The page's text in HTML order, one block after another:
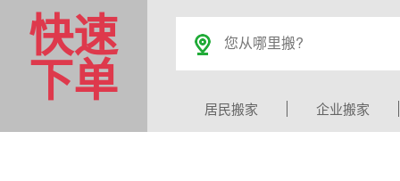
快速
下单 居民搬家 企业搬家